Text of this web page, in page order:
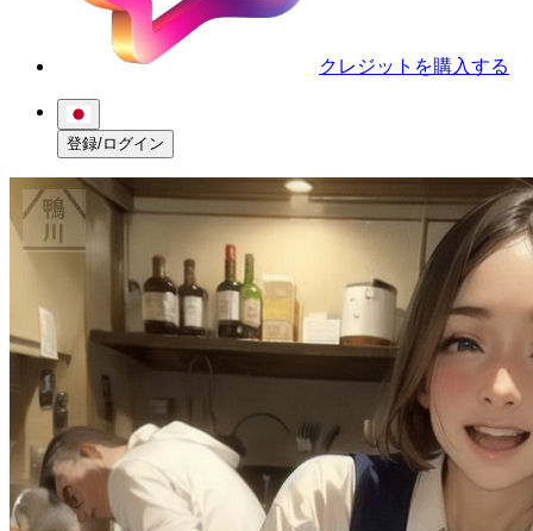
クレジットを購入する
登録/ログイン